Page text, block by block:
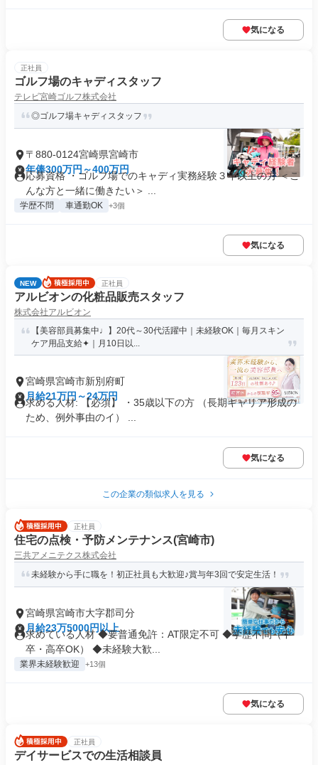
気になる
正社員
ゴルフ場のキャディスタッフ
テレビ宮崎ゴルフ株式会社
◎ゴルフ場キャディスタッフ
〒880-0124宮崎県宮崎市
年俸300万円～400万円
応募資格 ・ゴルフ場でのキャディ実務経験３年以上の方 ＜こ
んな方と一緒に働きたい＞ ...
学歴不問 車通勤OK +3個
気になる
NEW 正社員
アルビオンの化粧品販売スタッフ
株式会社アルビオン
【美容部員募集中♩】20代～30代活躍中｜未経験OK｜毎月スキン
ケア用品支給✦｜月10日以...
宮崎県宮崎市新別府町
月給21万円～24万円
求める人材: 【必須】 ・35歳以下の方 （長期キャリア形成の
ため、例外事由のイ） ...
気になる
この企業の類似求人を見る
正社員
住宅の点検・予防メンテナンス(宮崎市)
三共アメニテクス株式会社
未経験から手に職を！初正社員も大歓迎♪賞与年3回で安定生活！
宮崎県宮崎市大字郡司分
月給23万5000円以上
求めている人材 ◆要普通免許：AT限定不可 ◆学歴不問（中
卒・高卒OK） ◆未経験大歓...
業界未経験歓迎 +13個
気になる
正社員
デイサービスでの生活相談員